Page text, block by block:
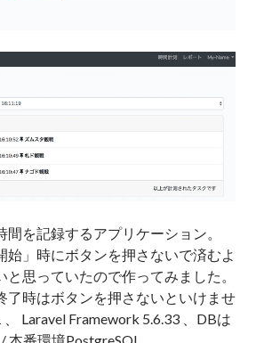
を記録するアプリケーション。
始」時にボタンを押さないで済むよ
と思っていたので作ってみました。
了時はボタンを押さないといけませ
Laravel Framework 5.6.33 、DBは